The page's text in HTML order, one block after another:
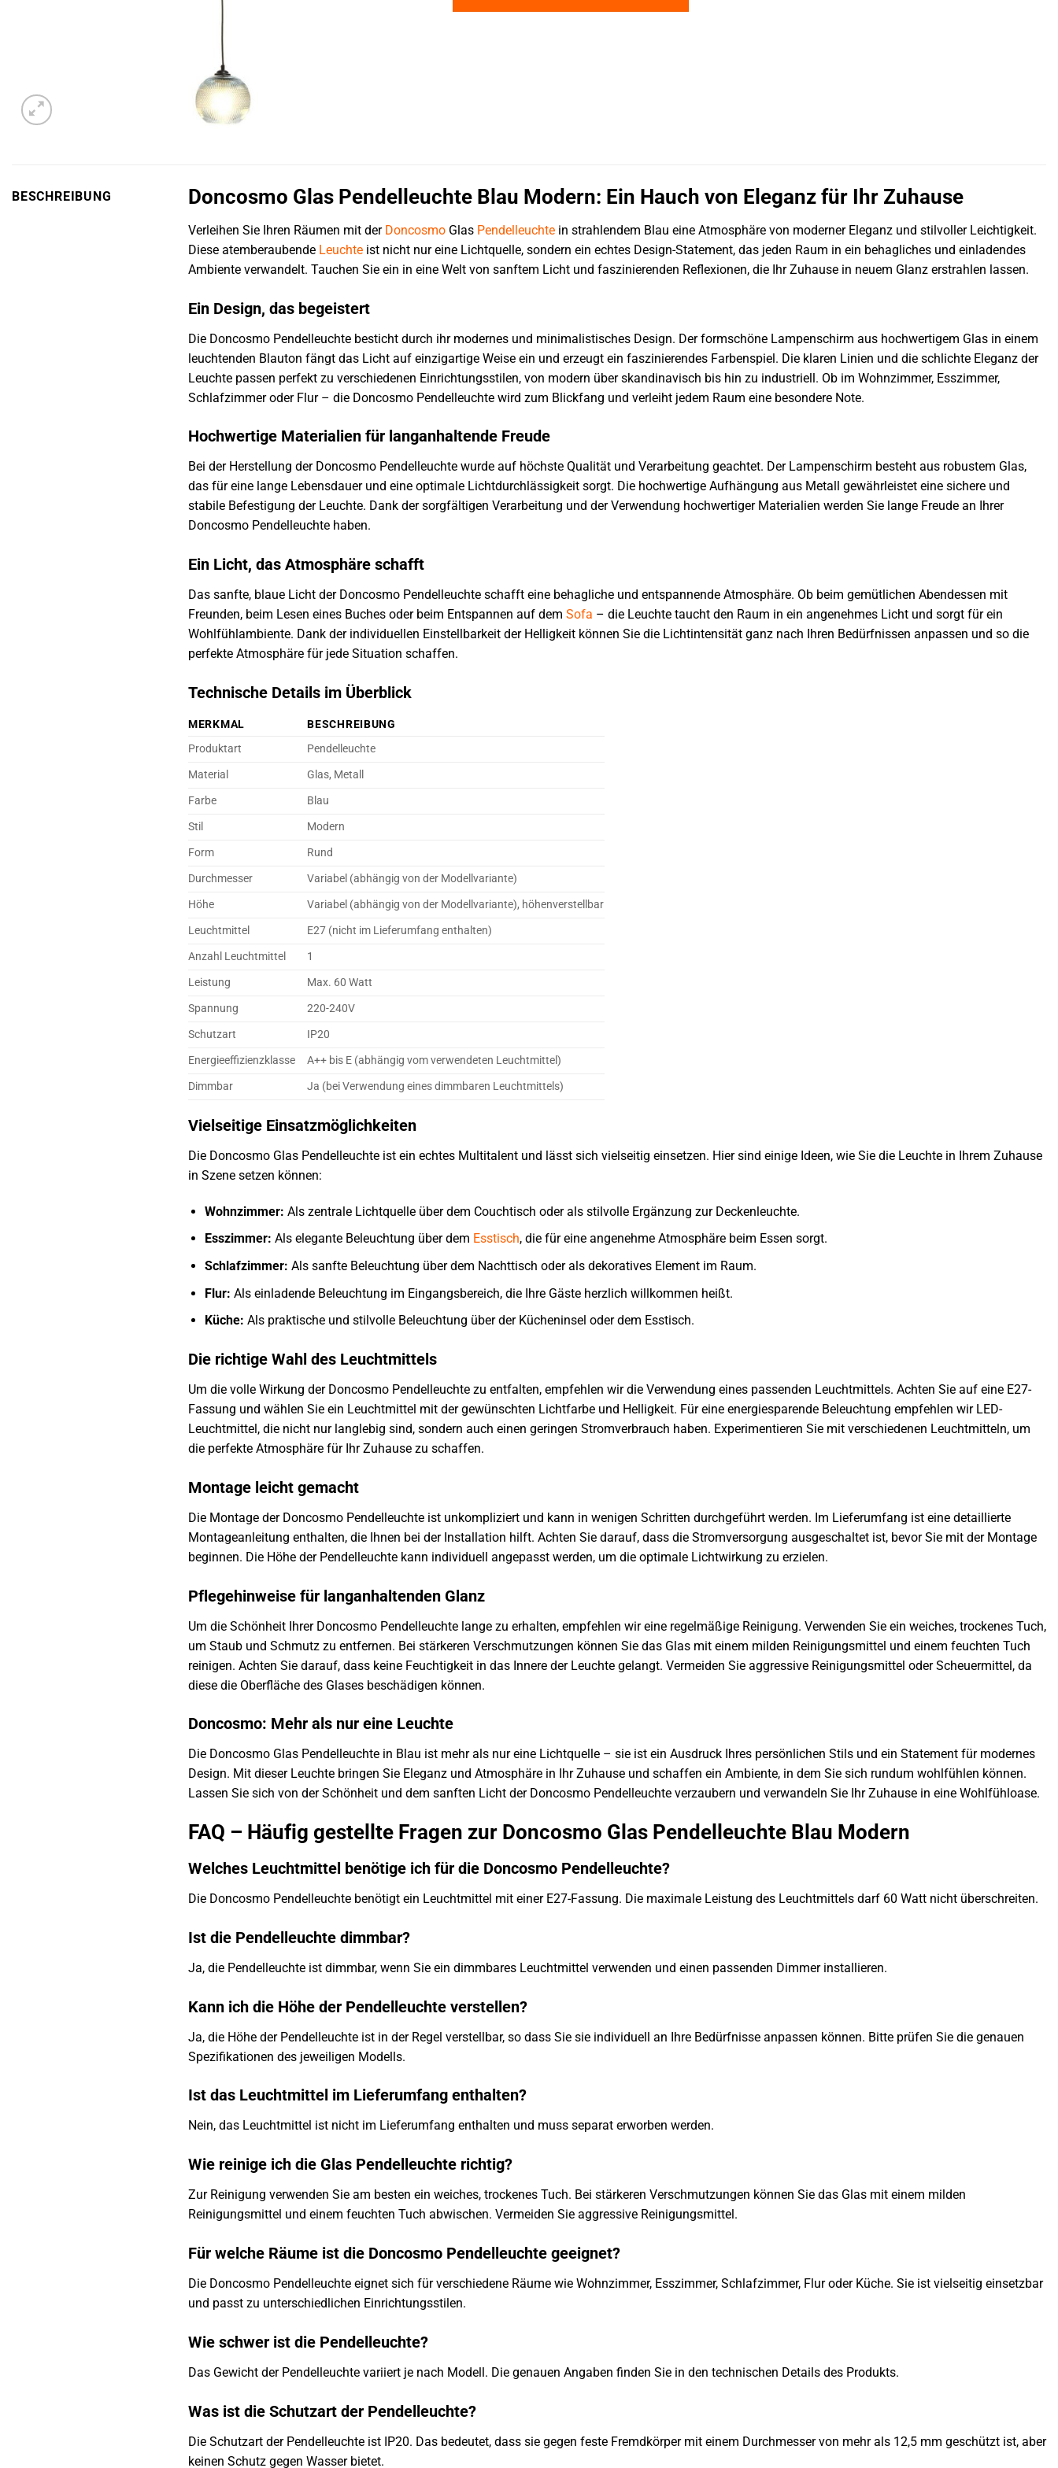
BESCHREIBUNG Doncosmo Glas Pendelleuchte Blau Modern: Ein Hauch von Eleganz für Ihr Zuhause
Verleihen Sie Ihren Räumen mit der Doncosmo Glas Pendelleuchte in strahlendem Blau eine Atmosphäre von moderner Eleganz und stilvoller Leichtigkeit.
Diese atemberaubende Leuchte ist nicht nur eine Lichtquelle, sondern ein echtes Design-Statement, das jeden Raum in ein behagliches und einladendes
Ambiente verwandelt. Tauchen Sie ein in eine Welt von sanftem Licht und faszinierenden Reflexionen, die Ihr Zuhause in neuem Glanz erstrahlen lassen.
Ein Design, das begeistert
Die Doncosmo Pendelleuchte besticht durch ihr modernes und minimalistisches Design. Der formschöne Lampenschirm aus hochwertigem Glas in einem
leuchtenden Blauton fängt das Licht auf einzigartige Weise ein und erzeugt ein faszinierendes Farbenspiel. Die klaren Linien und die schlichte Eleganz der
Leuchte passen perfekt zu verschiedenen Einrichtungsstilen, von modern über skandinavisch bis hin zu industriell. Ob im Wohnzimmer, Esszimmer,
Schlafzimmer oder Flur – die Doncosmo Pendelleuchte wird zum Blickfang und verleiht jedem Raum eine besondere Note.
Hochwertige Materialien für langanhaltende Freude
Bei der Herstellung der Doncosmo Pendelleuchte wurde auf höchste Qualität und Verarbeitung geachtet. Der Lampenschirm besteht aus robustem Glas,
das für eine lange Lebensdauer und eine optimale Lichtdurchlässigkeit sorgt. Die hochwertige Aufhängung aus Metall gewährleistet eine sichere und
stabile Befestigung der Leuchte. Dank der sorgfältigen Verarbeitung und der Verwendung hochwertiger Materialien werden Sie lange Freude an Ihrer
Doncosmo Pendelleuchte haben.
Ein Licht, das Atmosphäre schafft
Das sanfte, blaue Licht der Doncosmo Pendelleuchte schafft eine behagliche und entspannende Atmosphäre. Ob beim gemütlichen Abendessen mit
Freunden, beim Lesen eines Buches oder beim Entspannen auf dem Sofa – die Leuchte taucht den Raum in ein angenehmes Licht und sorgt für ein
Wohlfühlambiente. Dank der individuellen Einstellbarkeit der Helligkeit können Sie die Lichtintensität ganz nach Ihren Bedürfnissen anpassen und so die
perfekte Atmosphäre für jede Situation schaffen.
Technische Details im Überblick
MERKMAL
BESCHREIBUNG
Produktart
Pendelleuchte
Material
Glas, Metall
Farbe
Blau
Stil
Modern
Form
Rund
Durchmesser
Variabel (abhängig von der Modellvariante)
Höhe
Variabel (abhängig von der Modellvariante), höhenverstellbar
Leuchtmittel
E27 (nicht im Lieferumfang enthalten)
Anzahl Leuchtmittel
1
Leistung
Max. 60 Watt
Spannung
220-240V
Schutzart
IP20
Energieeffizienzklasse
A++ bis E (abhängig vom verwendeten Leuchtmittel)
Dimmbar
Ja (bei Verwendung eines dimmbaren Leuchtmittels)
Vielseitige Einsatzmöglichkeiten
Die Doncosmo Glas Pendelleuchte ist ein echtes Multitalent und lässt sich vielseitig einsetzen. Hier sind einige Ideen, wie Sie die Leuchte in Ihrem Zuhause
in Szene setzen können:
Wohnzimmer: Als zentrale Lichtquelle über dem Couchtisch oder als stilvolle Ergänzung zur Deckenleuchte.
Esszimmer: Als elegante Beleuchtung über dem Esstisch, die für eine angenehme Atmosphäre beim Essen sorgt.
Schlafzimmer: Als sanfte Beleuchtung über dem Nachttisch oder als dekoratives Element im Raum.
Flur: Als einladende Beleuchtung im Eingangsbereich, die Ihre Gäste herzlich willkommen heißt.
Küche: Als praktische und stilvolle Beleuchtung über der Kücheninsel oder dem Esstisch.
Die richtige Wahl des Leuchtmittels
Um die volle Wirkung der Doncosmo Pendelleuchte zu entfalten, empfehlen wir die Verwendung eines passenden Leuchtmittels. Achten Sie auf eine E27-
Fassung und wählen Sie ein Leuchtmittel mit der gewünschten Lichtfarbe und Helligkeit. Für eine energiesparende Beleuchtung empfehlen wir LED-
Leuchtmittel, die nicht nur langlebig sind, sondern auch einen geringen Stromverbrauch haben. Experimentieren Sie mit verschiedenen Leuchtmitteln, um
die perfekte Atmosphäre für Ihr Zuhause zu schaffen.
Montage leicht gemacht
Die Montage der Doncosmo Pendelleuchte ist unkompliziert und kann in wenigen Schritten durchgeführt werden. Im Lieferumfang ist eine detaillierte
Montageanleitung enthalten, die Ihnen bei der Installation hilft. Achten Sie darauf, dass die Stromversorgung ausgeschaltet ist, bevor Sie mit der Montage
beginnen. Die Höhe der Pendelleuchte kann individuell angepasst werden, um die optimale Lichtwirkung zu erzielen.
Pflegehinweise für langanhaltenden Glanz
Um die Schönheit Ihrer Doncosmo Pendelleuchte lange zu erhalten, empfehlen wir eine regelmäßige Reinigung. Verwenden Sie ein weiches, trockenes Tuch,
um Staub und Schmutz zu entfernen. Bei stärkeren Verschmutzungen können Sie das Glas mit einem milden Reinigungsmittel und einem feuchten Tuch
reinigen. Achten Sie darauf, dass keine Feuchtigkeit in das Innere der Leuchte gelangt. Vermeiden Sie aggressive Reinigungsmittel oder Scheuermittel, da
diese die Oberfläche des Glases beschädigen können.
Doncosmo: Mehr als nur eine Leuchte
Die Doncosmo Glas Pendelleuchte in Blau ist mehr als nur eine Lichtquelle – sie ist ein Ausdruck Ihres persönlichen Stils und ein Statement für modernes
Design. Mit dieser Leuchte bringen Sie Eleganz und Atmosphäre in Ihr Zuhause und schaffen ein Ambiente, in dem Sie sich rundum wohlfühlen können.
Lassen Sie sich von der Schönheit und dem sanften Licht der Doncosmo Pendelleuchte verzaubern und verwandeln Sie Ihr Zuhause in eine Wohlfühloase.
FAQ – Häufig gestellte Fragen zur Doncosmo Glas Pendelleuchte Blau Modern
Welches Leuchtmittel benötige ich für die Doncosmo Pendelleuchte?
Die Doncosmo Pendelleuchte benötigt ein Leuchtmittel mit einer E27-Fassung. Die maximale Leistung des Leuchtmittels darf 60 Watt nicht überschreiten.
Ist die Pendelleuchte dimmbar?
Ja, die Pendelleuchte ist dimmbar, wenn Sie ein dimmbares Leuchtmittel verwenden und einen passenden Dimmer installieren.
Kann ich die Höhe der Pendelleuchte verstellen?
Ja, die Höhe der Pendelleuchte ist in der Regel verstellbar, so dass Sie sie individuell an Ihre Bedürfnisse anpassen können. Bitte prüfen Sie die genauen
Spezifikationen des jeweiligen Modells.
Ist das Leuchtmittel im Lieferumfang enthalten?
Nein, das Leuchtmittel ist nicht im Lieferumfang enthalten und muss separat erworben werden.
Wie reinige ich die Glas Pendelleuchte richtig?
Zur Reinigung verwenden Sie am besten ein weiches, trockenes Tuch. Bei stärkeren Verschmutzungen können Sie das Glas mit einem milden
Reinigungsmittel und einem feuchten Tuch abwischen. Vermeiden Sie aggressive Reinigungsmittel.
Für welche Räume ist die Doncosmo Pendelleuchte geeignet?
Die Doncosmo Pendelleuchte eignet sich für verschiedene Räume wie Wohnzimmer, Esszimmer, Schlafzimmer, Flur oder Küche. Sie ist vielseitig einsetzbar
und passt zu unterschiedlichen Einrichtungsstilen.
Wie schwer ist die Pendelleuchte?
Das Gewicht der Pendelleuchte variiert je nach Modell. Die genauen Angaben finden Sie in den technischen Details des Produkts.
Was ist die Schutzart der Pendelleuchte?
Die Schutzart der Pendelleuchte ist IP20. Das bedeutet, dass sie gegen feste Fremdkörper mit einem Durchmesser von mehr als 12,5 mm geschützt ist, aber
keinen Schutz gegen Wasser bietet.